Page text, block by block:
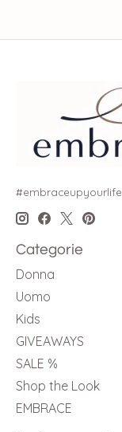
#embraceupyourlife
Categorie
Donna
Uomo
Kids
GIVEAWAYS
SALE %
Shop the Look
EMBRACE